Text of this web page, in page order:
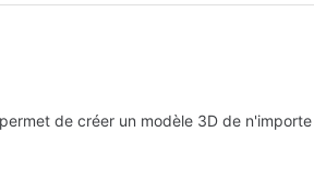
de créer un modèle 3D de n'importe